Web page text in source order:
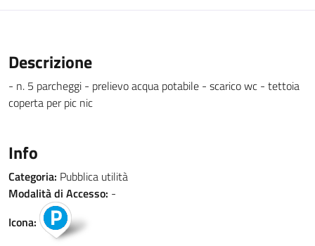
Descrizione
- n. 5 parcheggi - prelievo acqua potabile - scarico wc - tettoia
coperta per pic nic
Info
Categoria: Pubblica utilità
Modalità di Accesso: -
Icona: